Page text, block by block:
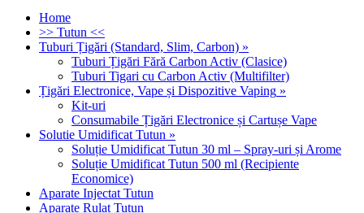
Home
>> Tutun <<
Tuburi Țigări (Standard, Slim, Carbon) »
Tuburi Țigări Fără Carbon Activ (Clasice)
Tuburi Tigari cu Carbon Activ (Multifilter)
Țigări Electronice, Vape și Dispozitive Vaping »
Kit-uri
Consumabile Țigări Electronice și Cartușe Vape
Solutie Umidificat Tutun »
Soluție Umidificat Tutun 30 ml – Spray-uri și Arome
Soluție Umidificat Tutun 500 ml (Recipiente
Economice)
Aparate Injectat Tutun
Aparate Rulat Tutun